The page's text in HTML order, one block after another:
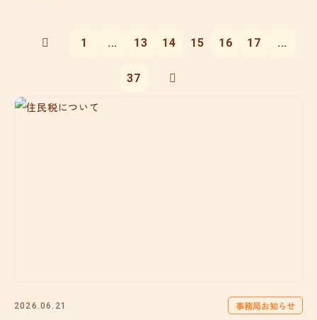
1 ... 13 14 15 16 17 ...
37
2026.06.21 事務局お知らせ